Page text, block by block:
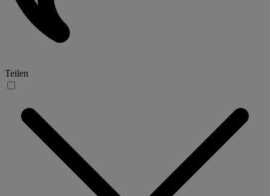
Teilen